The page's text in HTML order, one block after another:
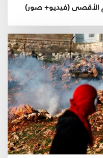
الأقصى (فيديو+ صور)